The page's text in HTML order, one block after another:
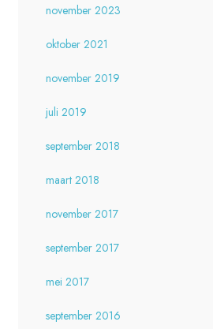
november 2023
oktober 2021
november 2019
juli 2019
september 2018
maart 2018
november 2017
september 2017
mei 2017
september 2016